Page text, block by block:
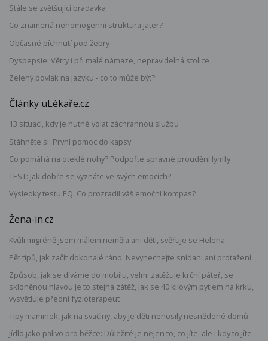
Stále se zvětšující bradavka
Co znamená nehomogenní struktura jater?
Občasné píchnutí pod žebry
Dyspepsie: Větry i při malé námaze, nepravidelná stolice
Zelený povlak na jazyku - co to může být?
Články uLékaře.cz
13 situací, kdy je nutné volat záchrannou službu
Stáhněte si: První pomoc do kapsy
Co pomáhá na oteklé nohy? Podpořte správné proudění lymfy
TEST: Jak dobře se vyznáte ve svých emocích?
Výsledky testu EQ: Co prozradil váš emoční kompas?
Žena-in.cz
Kvůli migréně jsem málem neměla ani děti, svěřuje se Helena
Pět tipů, jak začít dokonalé ráno. Nevynechejte snídani ani protažení
Způsob, jak se díváme do mobilu, velmi zatěžuje krční páteř, se
skloněnou hlavou je to stejná zátěž, jak se 40 kilovým pytlem na krku,
vysvětluje přední fyzioterapeut
Tipy maminek, jak na svačiny, aby je děti nenosily nesnědené domů
Jídlo jako palivo pro běžce: Důležité je nejen to, co jíte, ale i kdy to jíte